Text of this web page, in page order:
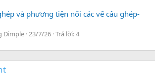
và phương tiện nối các vế câu ghép-
Dimple 23/7/26 Trả lời: 4